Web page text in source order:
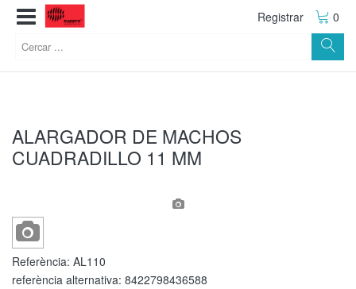
Registrar 0
ALARGADOR DE MACHOS
CUADRADILLO 11 MM
Referència: AL110
referència alternativa: 8422798436588